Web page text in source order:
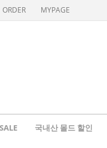
ORDER MYPAGE
국내산 몰드 할인